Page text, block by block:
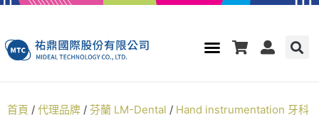
首頁 / 代理品牌 / 芬蘭 LM-Dental / Hand instrumentation 牙科